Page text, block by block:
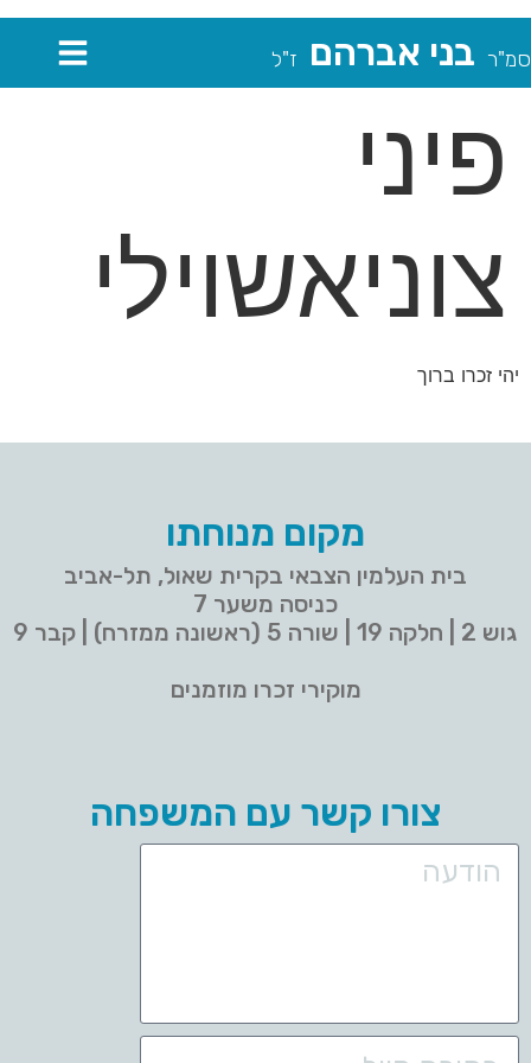
סמ"ר בני אברהם ז"ל
פיני
צוניאשוילי
יהי זכרו ברוך
מקום מנוחתו
בית העלמין הצבאי בקרית שאול, תל-אביב
כניסה משער 7
גוש 2 | חלקה 19 | שורה 5 (ראשונה ממזרח) | קבר 9
מוקירי זכרו מוזמנים
צורו קשר עם המשפחה